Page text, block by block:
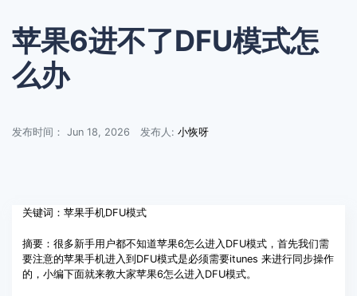
关于万兴
数据擦除
手机助手
系统修复
手机解锁
数据擦除
手机备份
文章资讯
手机解锁
手机助手
系统修复
服务与支持
联系我们
登录
苹果6进不了DFU模式怎
么办
发布时间： Jun 18, 2026 发布人: 小恢呀
关键词：苹果手机DFU模式
摘要：很多新手用户都不知道苹果6怎么进入DFU模式，首先我们需
要注意的苹果手机进入到DFU模式是必须需要itunes 来进行同步操作
的，小编下面就来教大家苹果6怎么进入DFU模式。